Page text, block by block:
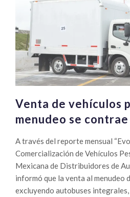
Venta de vehículos
menudeo se
A través del reporte mensual
Comercialización de Vehículos
Mexicana de Distribuidores de
informó que la venta al menudeo
excluyendo autobuses